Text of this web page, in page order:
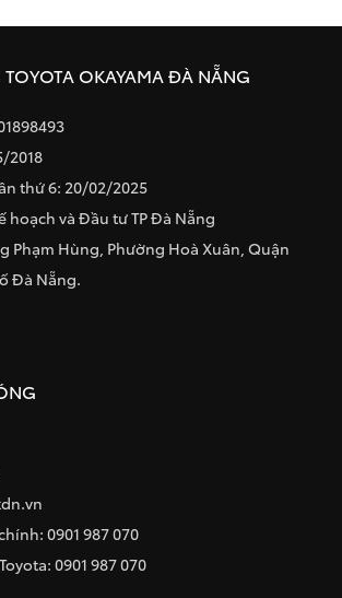
OKAYAMA ĐÀ NẴNG
2018
thứ 6: 20/02/2025
hoạch và Đầu tư TP Đà Nẵng
Phạm Hùng, Phường Hoà Xuân, Quận
Đà Nẵng.
0901 987 070
0901 987 070